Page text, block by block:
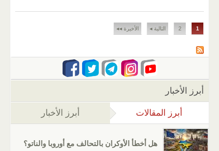
الصفحات
1
2 التالية ◂ الأخيرة ◂◂
أبرز الأخبار
أبرز المقالات (علامة التبويب النشطة)
أبرز الأخبار
هل أخطأ الأوكران بالتحالف مع أوروبا والناتو؟